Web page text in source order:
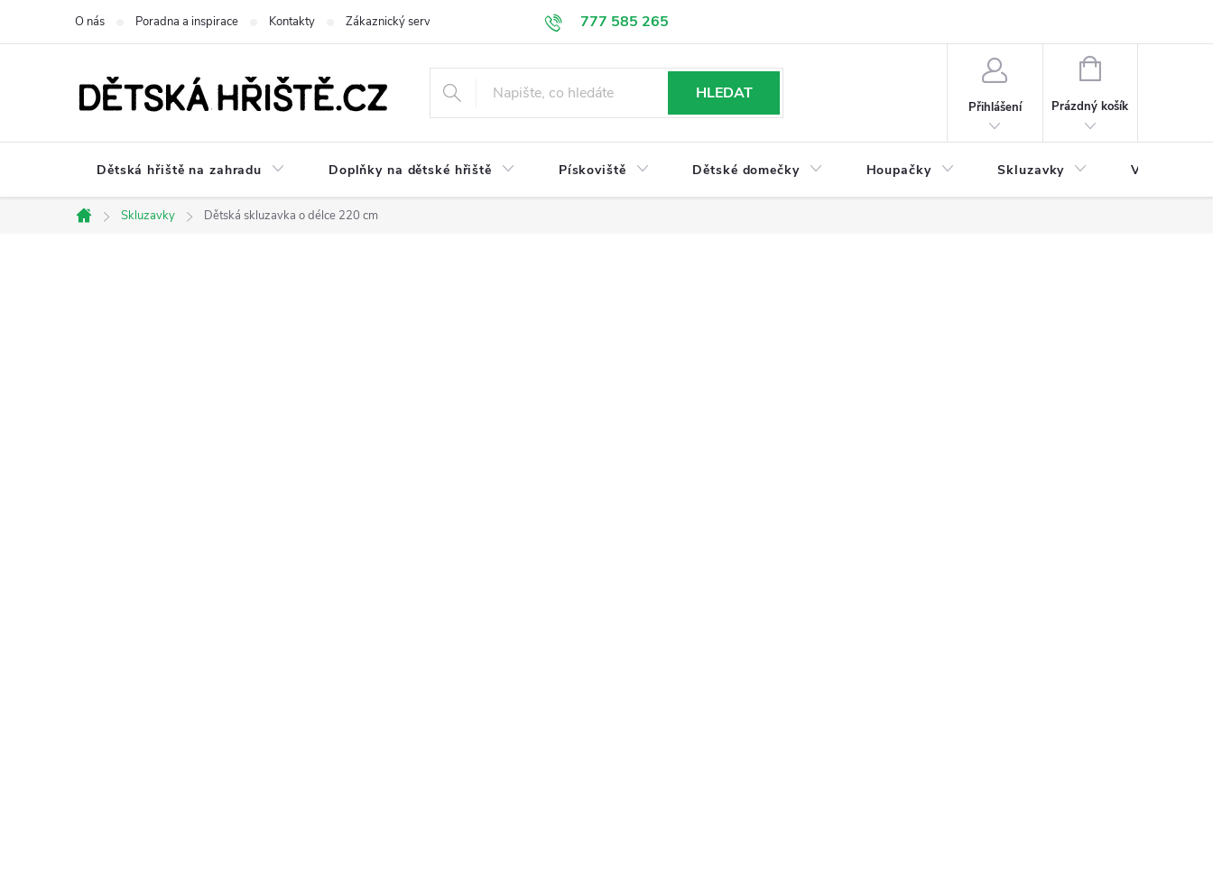
777 585 265
O nás Poradna a inspirace Kontakty Zákaznický servis Doprava a platba Obchodní podmínky
HLEDAT
Přihlášení
NÁKUPNÍ
Prázdný košík
Dětská hřiště na zahradu Doplňky na dětské hřiště Pískoviště Dětské domečky Houpačky Skluzavky Veřejná
Domů
Skluzavky Dětská skluzavka o délce 220 cm